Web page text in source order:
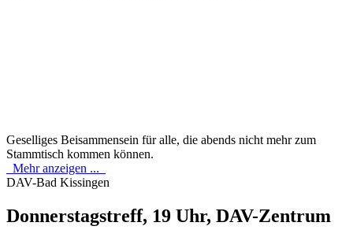
Geselliges Beisammensein für alle, die abends nicht mehr zum
Stammtisch kommen können.
Mehr anzeigen ...
DAV-Bad Kissingen
Donnerstagstreff, 19 Uhr, DAV-Zentrum